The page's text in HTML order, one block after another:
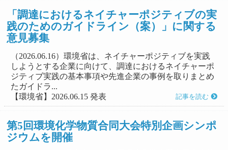
「調達におけるネイチャーポジティブの実
践のためのガイドライン（案）」に関する
意見募集
（2026.06.16）環境省は、ネイチャーポジティブを実践
しようとする企業に向けて、調達におけるネイチャーポ
ジティブ実践の基本事項や先進企業の事例を取りまとめ
たガイドラ...
【環境省】2026.06.15 発表
記事を読む
第5回環境化学物質合同大会特別企画シンポ
ジウムを開催